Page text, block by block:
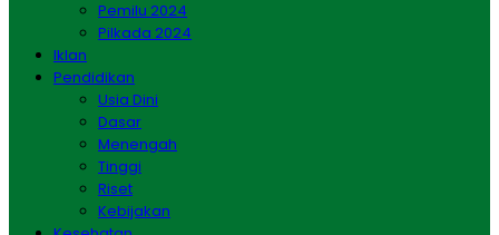
Pemilu 2024
Pilkada 2024
Iklan
Pendidikan
Usia Dini
Dasar
Menengah
Tinggi
Riset
Kebijakan